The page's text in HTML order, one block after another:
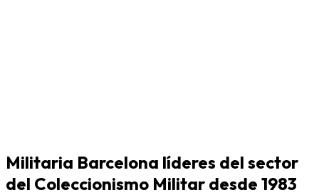
Militaria Barcelona líderes del sector
del Coleccionismo Militar desde 1983